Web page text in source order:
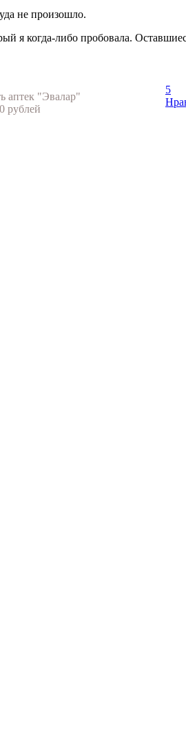
не произошло.
я когда-либо пробовала.
аптек "Эвалар"
рублей
5